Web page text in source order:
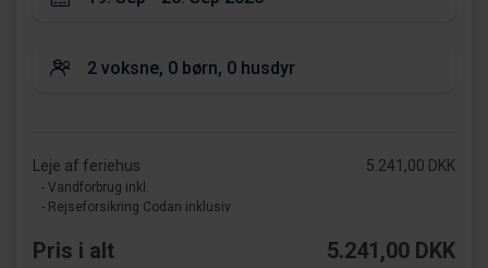
Leje af feriehus
- Vandforbrug inkl.
- Rejseforsikring Codan inklusiv
5.241,00 DKK
Pris i alt 5.241,00 DKK